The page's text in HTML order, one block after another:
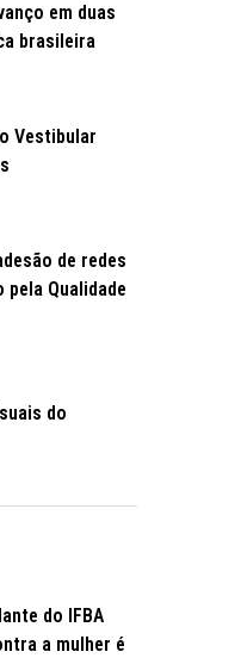
em duas
brasileira
Vestibular
de redes
Qualidade
do
do IFBA
a mulher é